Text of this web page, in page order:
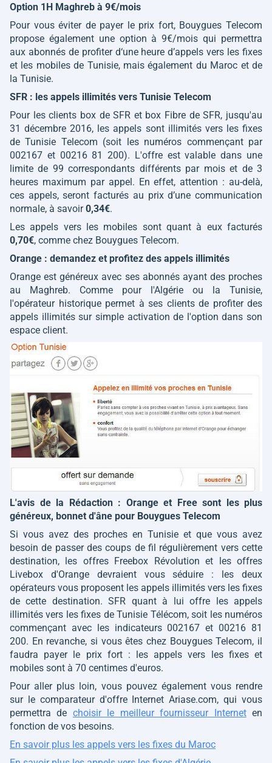
Option 1H Maghreb à 9€/mois
Pour vous éviter de payer le prix fort, Bouygues Telecom
propose également une option à 9€/mois qui permettra
aux abonnés de profiter d‘une heure d’appels vers les fixes
et les mobiles de Tunisie, mais également du Maroc et de
la Tunisie.
SFR : les appels illimités vers Tunisie Telecom
Pour les clients box de SFR et box Fibre de SFR, jusqu'au
31 décembre 2016, les appels sont illimités vers les fixes
de Tunisie Telecom (soit les numéros commençant par
002167 et 00216 81 200). L'offre est valable dans une
limite de 99 correspondants différents par mois et de 3
heures maximum par appel. En effet, attention : au-delà,
ces appels, seront facturés au prix d’une communication
normale, à savoir0,34€.
Les appels vers les mobiles sont quant à eux facturés
0,70€, comme chez Bouygues Telecom.
Orange : demandez et profitez des appels illimités
Orange est généreux avec ses abonnés ayant des proches
au Maghreb. Comme pour l'Algérie ou la Tunisie,
l'opérateur historique permet à ses clients de profiter des
appels illimités sur simple activation de l'option dans son
espace client.
L'avis de la Rédaction : Orange et Free sont les plus
généreux, bonnet d'âne pour Bouygues Telecom
Si vous avez des proches en Tunisie et que vous avez
besoin de passer des coups de fil régulièrement vers cette
destination, les offres Freebox Révolution et les offres
Livebox d'Orange devraient vous séduire : les deux
opérateurs vous proposent les appels illimités vers les fixes
de cette destination. SFR quant à lui offre les appels
illimités vers les fixes de Tunisie Télécom, soit les numéros
commençant avec les indicateurs 002167 et 00216 81
200. En revanche, si vous êtes chez Bouygues Telecom, il
faudra payer le prix fort : les appels vers les fixes et
mobiles sont à 70 centimes d'euros.
Pour aller plus loin, vous pouvez également vous rendre
sur le comparateur d'offre Internet Ariase.com, qui vous
permettra de choisir le meilleur fournisseur Interneten
fonction de vos besoins.
En savoir plus les appels vers les fixes du Maroc